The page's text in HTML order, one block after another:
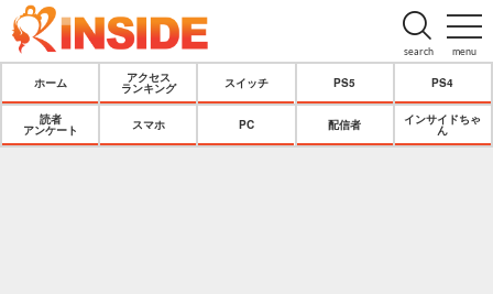
menu
search
ホーム
アクセス
ランキング
スイッチ PS5 PS4
読者
アンケート
スマホ PC 配信者
インサイドちゃ
ん